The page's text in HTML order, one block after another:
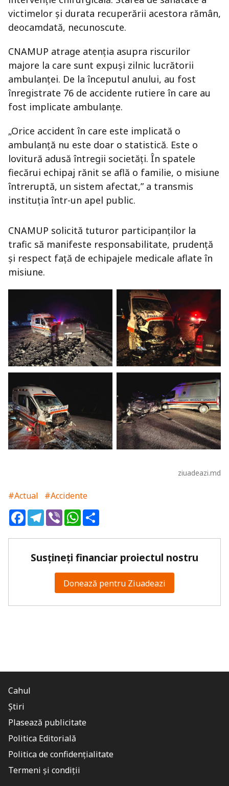
victimelor și durata recuperării acestora rămân,
deocamdată, necunoscute.
CNAMUP atrage atenția asupra riscurilor
majore la care sunt expuși zilnic lucrătorii
ambulanței. De la începutul anului, au fost
înregistrate 76 de accidente rutiere în care au
fost implicate ambulanțe.
„Orice accident în care este implicată o
ambulanță nu este doar o statistică. Este o
lovitură adusă întregii societăți. În spatele
fiecărui echipaj rănit se află o familie, o misiune
întreruptă, un sistem afectat,” a transmis
instituția într-un apel public.
CNAMUP solicită tuturor participanților la
trafic să manifeste responsabilitate, prudență
și respect față de echipajele medicale aflate în
misiune.
ziuadeazi.md
#Actual
#Accidente
FacebookTelegram
ViberWhatsApp
Susțineți financiar proiectul nostru
Donează pentru Ziuadeazi
Cahul
Știri
Plasează publicitate
Politica Editorială
Politica de confidențialitate
Termeni și condiții